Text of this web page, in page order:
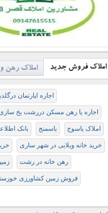
املاک فروش جدید املاک رهن
اجاره اپارتمان
اجاره یا رهن مسکن دررشت یخ سازی
املاک یاسوج باسمنج بانک
خرید خانه ویلایی در شهر ساری
رهن خانه در رشت
فروش زمین کشاورزی